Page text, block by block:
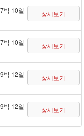
7박 10일 상세보기
7박 10일 상세보기
9박 12일 상세보기
9박 12일 상세보기